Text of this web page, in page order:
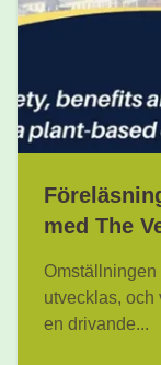
med The
Omställningen
utvecklas, och
en drivande...